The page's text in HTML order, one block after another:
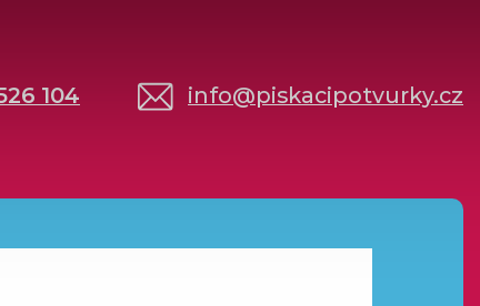
info@piskacipotvurky.cz
104